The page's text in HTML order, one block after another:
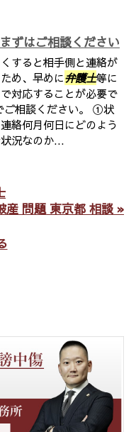
ずはご相談ください
すると相手側と連絡が
め、早めに弁護士等に
対応することが必要で
ご相談ください。 ①状
絡何月何日にどのよう
況なのか...
産 問題 東京都 相談 »